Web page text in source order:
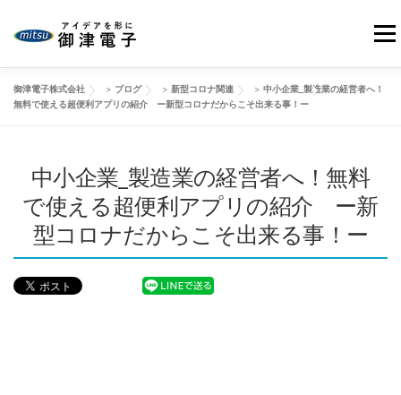
ン
メニ
HOME 当社の強み 御津電子の品質 事業紹介
会社情報 製品事例 改善動画 ブログ
お問い合わせ
御津電子株式会社 > ブログ > 新型コロナ関連 > 中小企業_製造業の経営者へ！
無料で使える超便利アプリの紹介 ー新型コロナだからこそ出来る事！ー
中小企業_製造業の経営者へ！無料
で使える超便利アプリの紹介 ー新
型コロナだからこそ出来る事！ー